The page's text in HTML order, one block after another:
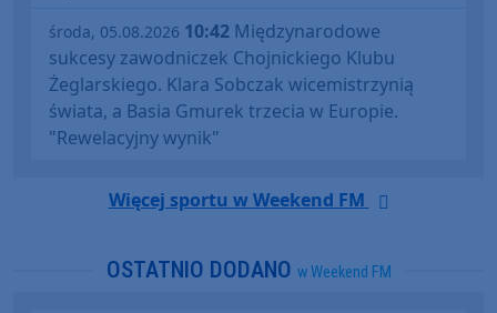
środa, 05.08.2026 10:42 Międzynarodowe
sukcesy zawodniczek Chojnickiego Klubu
Żeglarskiego. Klara Sobczak wicemistrzynią
świata, a Basia Gmurek trzecia w Europie.
"Rewelacyjny wynik"
Więcej sportu w Weekend FM
OSTATNIO DODANO w Weekend FM